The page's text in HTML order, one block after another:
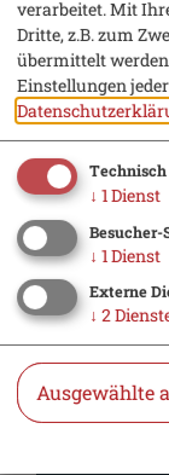
verarbeitet. Mit
Dritte, z.B. zum
übermittelt
Einstellungen
Technisch
↓ 1 Dienst
↓ 1 Dienst
Externe
↓ 2
Ausgewählte